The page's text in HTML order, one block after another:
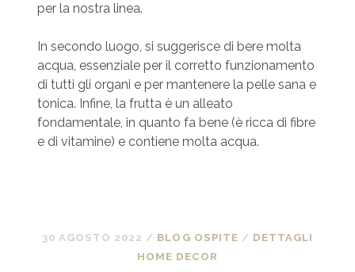
per la nostra linea.
In secondo luogo, si suggerisce di bere molta
acqua, essenziale per il corretto funzionamento
di tutti gli organi e per mantenere la pelle sana e
tonica. Infine, la frutta è un alleato
fondamentale, in quanto fa bene (è ricca di fibre
e di vitamine) e contiene molta acqua.
30 AGOSTO 2022 / BLOG OSPITE / DETTAGLI
HOME DECOR